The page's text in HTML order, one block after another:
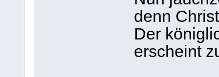
denn
Der
erscheint